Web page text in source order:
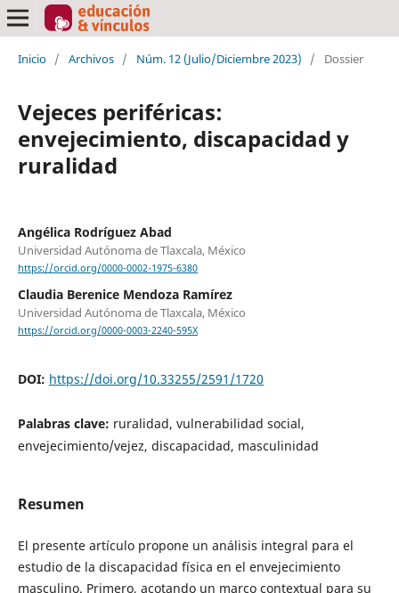
Inicio / Archivos / Núm. 12 (Julio/Diciembre 2023) / Dossier
Vejeces periféricas:
envejecimiento, discapacidad y
ruralidad
Angélica Rodríguez Abad
Universidad Autónoma de Tlaxcala, México
https://orcid.org/0000-0002-1975-6380
Claudia Berenice Mendoza Ramírez
Universidad Autónoma de Tlaxcala, México
https://orcid.org/0000-0003-2240-595X
DOI: https://doi.org/10.33255/2591/1720
Palabras clave: ruralidad, vulnerabilidad social,
envejecimiento/vejez, discapacidad, masculinidad
Resumen
El presente artículo propone un análisis integral para el
estudio de la discapacidad física en el envejecimiento
masculino. Primero, acotando un marco contextual para su